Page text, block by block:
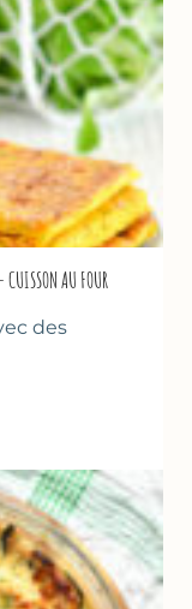
CUISSON AU FOUR
des